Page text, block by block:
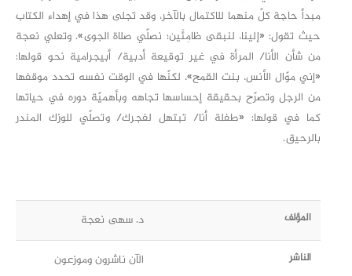
مبدأ حاجة كلّ منهما للاكتمال بالآخر، وقد تجلى هذا في إهداء الكتاب
حيث تقول: «إلينا، لنبقى ظامِئَين؛ نصلّي صلاة الجوى». وتعلي نعجة
من شأن الأنا/ المرأة في غير توقيعة أدبية/ أبيجرامية نحو قولها:
«إني موّال الأنس، بنت القمح»، لكنّها في الوقت نفسه تحدد موقفها
من الرجل وتصرّح بحقيقة إحساسها تجاهه وبأهميّة دوره في حياتها
كما في قولها: «طفلة أنا/ تبتهل لفجرك/ وتصلّي للوزك المندر
بالرحيق.
المؤلف د. سهى نعجة
الناشر الآن ناشرون وموزعون